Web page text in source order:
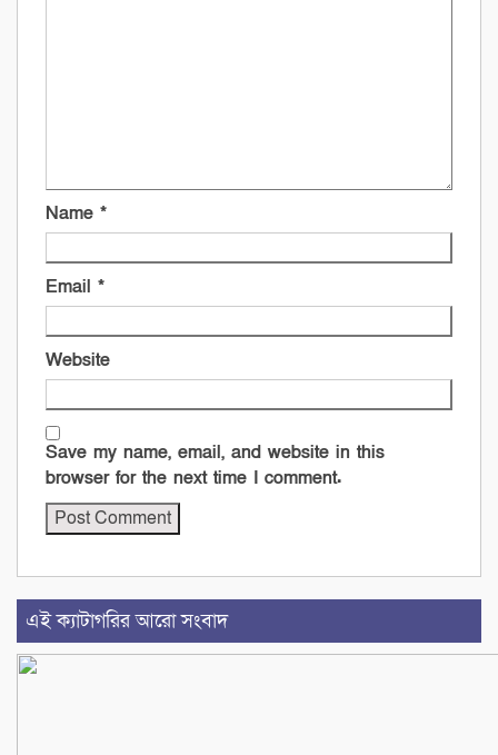
Name *
Email *
Website
Save my name, email, and website in this
browser for the next time I comment.
এই ক্যাটাগরির আরো সংবাদ